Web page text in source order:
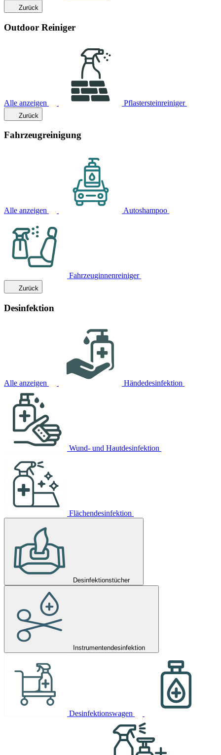
Zurück
Outdoor Reiniger
Alle anzeigen Pflastersteinreiniger
Zurück
Fahrzeugreinigung
Alle anzeigen Autoshampoo
Fahrzeuginnenreiniger
Zurück
Desinfektion
Alle anzeigen Händedesinfektion
Wund- und Hautdesinfektion
Flächendesinfektion
Desinfektionstücher
Instrumentendesinfektion
Desinfektionswagen